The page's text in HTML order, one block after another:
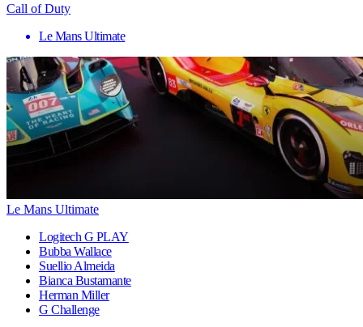
Call of Duty
Le Mans Ultimate
Le Mans Ultimate
Logitech G PLAY
Bubba Wallace
Suellio Almeida
Bianca Bustamante
Herman Miller
G Challenge